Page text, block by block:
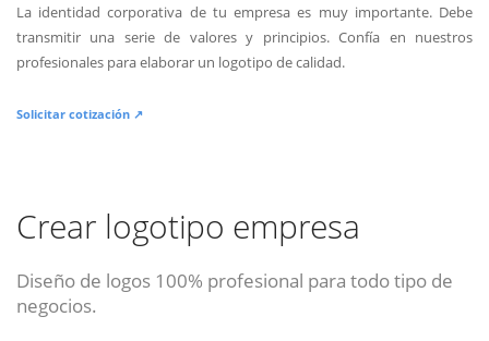
La identidad corporativa de tu empresa es muy importante. Debe
transmitir una serie de valores y principios. Confía en nuestros
profesionales para elaborar un logotipo de calidad.
Solicitar cotización ↗
Crear logotipo empresa
Diseño de logos 100% profesional para todo tipo de
negocios.